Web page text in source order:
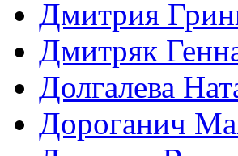
Дмитрия
Дмитряк
Долгалева
Дороганич